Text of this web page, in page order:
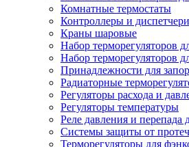
Комнатные термостаты
Контроллеры и
Краны шаровые
Набор терморегуляторов
Набор терморегуляторов
Принадлежности для
Радиаторные
Регуляторы расхода и
Регуляторы температуры
Реле давления и перепада
Системы защиты от
Терморегуляторы для